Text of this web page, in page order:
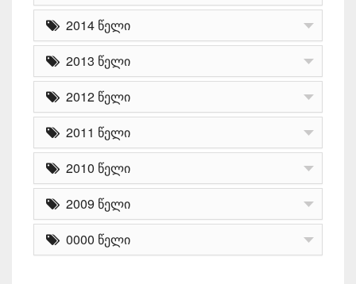
2014 წელი
2013 წელი
2012 წელი
2011 წელი
2010 წელი
2009 წელი
0000 წელი